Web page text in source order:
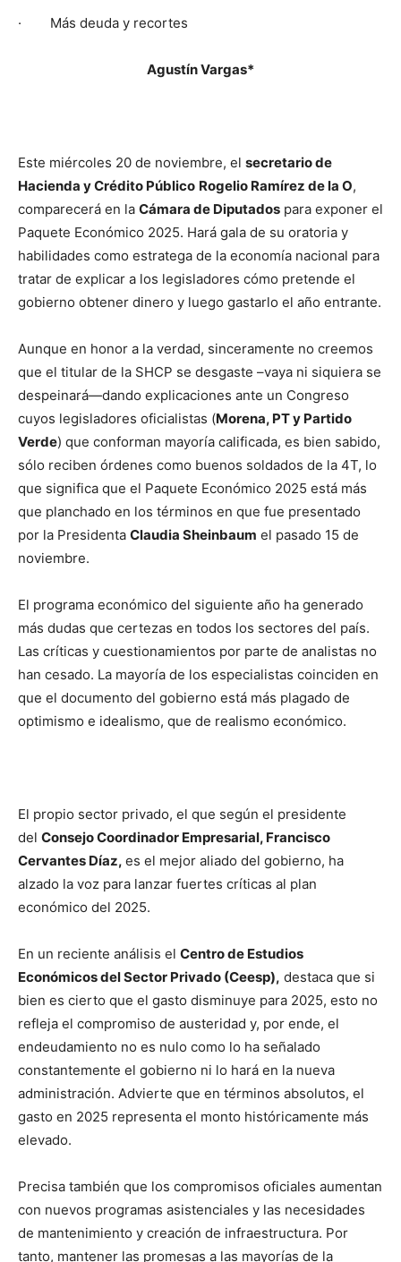
· Más deuda y recortes
Agustín Vargas*
Este miércoles 20 de noviembre, el secretario de
Hacienda y Crédito Público Rogelio Ramírez de la O,
comparecerá en la Cámara de Diputados para exponer el
Paquete Económico 2025. Hará gala de su oratoria y
habilidades como estratega de la economía nacional para
tratar de explicar a los legisladores cómo pretende el
gobierno obtener dinero y luego gastarlo el año entrante.
Aunque en honor a la verdad, sinceramente no creemos
que el titular de la SHCP se desgaste –vaya ni siquiera se
despeinará—dando explicaciones ante un Congreso
cuyos legisladores oficialistas (Morena, PT y Partido
Verde) que conforman mayoría calificada, es bien sabido,
sólo reciben órdenes como buenos soldados de la 4T, lo
que significa que el Paquete Económico 2025 está más
que planchado en los términos en que fue presentado
por la Presidenta Claudia Sheinbaum el pasado 15 de
noviembre.
El programa económico del siguiente año ha generado
más dudas que certezas en todos los sectores del país.
Las críticas y cuestionamientos por parte de analistas no
han cesado. La mayoría de los especialistas coinciden en
que el documento del gobierno está más plagado de
optimismo e idealismo, que de realismo económico.
El propio sector privado, el que según el presidente
del Consejo Coordinador Empresarial, Francisco
Cervantes Díaz, es el mejor aliado del gobierno, ha
alzado la voz para lanzar fuertes críticas al plan
económico del 2025.
En un reciente análisis el Centro de Estudios
Económicos del Sector Privado (Ceesp), destaca que si
bien es cierto que el gasto disminuye para 2025, esto no
refleja el compromiso de austeridad y, por ende, el
endeudamiento no es nulo como lo ha señalado
constantemente el gobierno ni lo hará en la nueva
administración. Advierte que en términos absolutos, el
gasto en 2025 representa el monto históricamente más
elevado.
Precisa también que los compromisos oficiales aumentan
con nuevos programas asistenciales y las necesidades
de mantenimiento y creación de infraestructura. Por
tanto, mantener las promesas a las mayorías de la